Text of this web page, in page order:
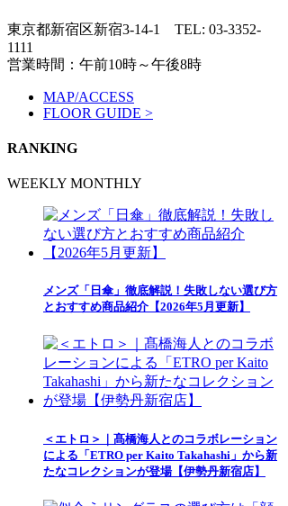
東京都新宿区新宿3-14-1 TEL: 03-3352-
1111
営業時間：午前10時～午後8時
MAP/ACCESS
FLOOR GUIDE >
RANKING
WEEKLY MONTHLY
メンズ「日傘」徹底解説！失敗しない選び方
とおすすめ商品紹介【2026年5月更新】
＜エトロ＞｜髙橋海人とのコラボレーション
による「ETRO per Kaito Takahashi」から新
たなコレクションが登場【伊勢丹新宿店】